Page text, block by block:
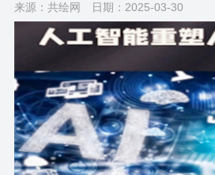
来源：共绘网 日期：2025-03-30